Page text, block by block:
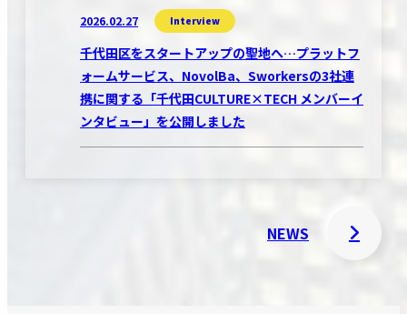
2026.02.27 Interview
千代田区をスタートアップの聖地へ…プラットフ
ォームサービス、NovolBa、Sworkersの3社連
携に関する「千代田CULTURE×TECH メンバーイ
ンタビュー」を公開しました
NEWS